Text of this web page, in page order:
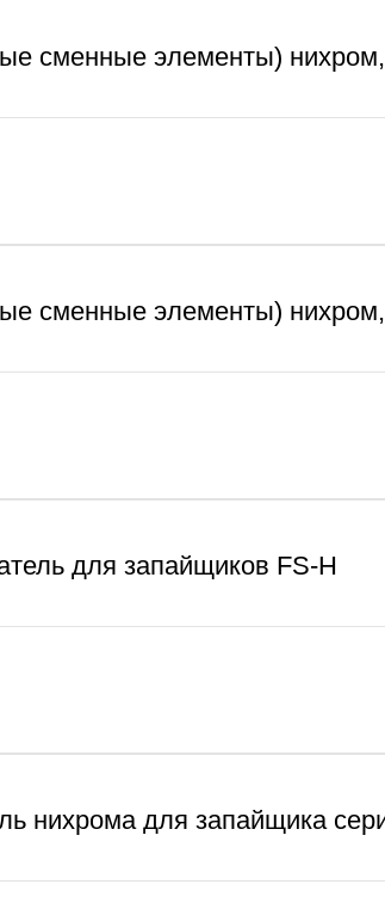
сменные элементы)
сменные элементы)
для запайщиков FS-Н
нихрома для запайщика